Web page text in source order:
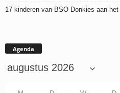
17 kinderen van BSO Donkies aan het
Agenda